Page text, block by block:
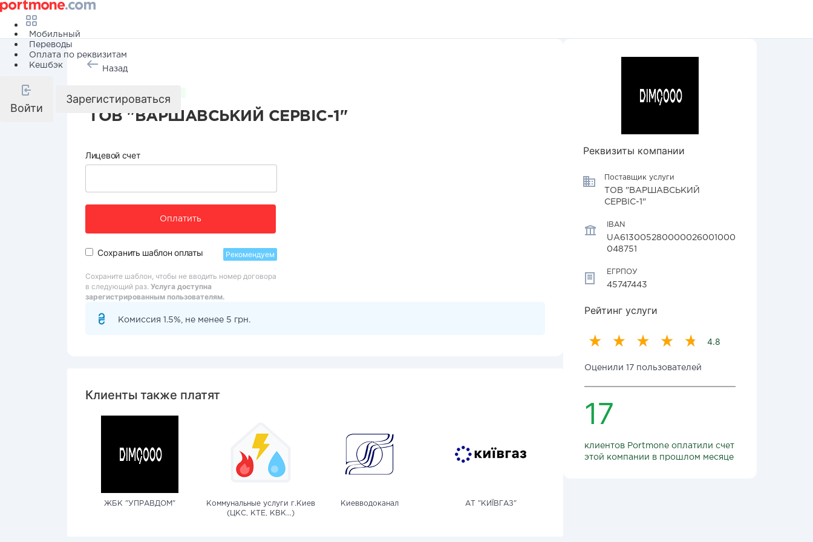
Мобильный
Переводы
Оплата по реквизитам
Кешбэк
Войти
Зарегистироваться
Назад
ТОВ "ВАРШАВСЬКИЙ СЕРВІС-1"
Лицевой счет
Оплатить
Сохранить шаблон оплаты Рекомендуем
Сохраните шаблон, чтобы не вводить номер договора
в следующий раз. Услуга доступна
зарегистрированным пользователям.
Комиссия 1.5%, не менее 5 грн.
Клиенты также платят
ЖБК "УПРАВДОМ"
Коммунальные услуги г.Киев
(ЦКС, КТЕ, КВК...)
Киевводоканал АТ "КИЇВГАЗ"
Реквизиты компании
Поставщик услуги
ТОВ "ВАРШАВСЬКИЙ
СЕРВІС-1"
IBAN
UA613005280000026001000
048751
ЕГРПОУ
45747443
Рейтинг услуги
4.8
Оценили 17 пользователей
17
клиентов Portmone оплатили счет
этой компании в прошлом месяце